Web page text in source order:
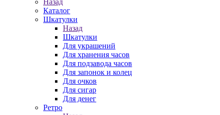
Назад
Каталог
Шкатулки
Назад
Шкатулки
Для украшений
Для хранения часов
Для подзавода часов
Для запонок и колец
Для очков
Для сигар
Для денег
Ретро